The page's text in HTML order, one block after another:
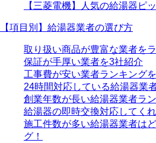
【三菱電機】人気の給湯器ピ
【項目別】給湯器業者の選び方
取り扱い商品が豊富な業者を
保証が手厚い業者を3社紹介
工事費が安い業者ランキングを
24時間対応している給湯器業
創業年数が長い給湯器業者ラン
給湯器の即時交換対応してく
施工件数が多い給湯器業者は
グ！